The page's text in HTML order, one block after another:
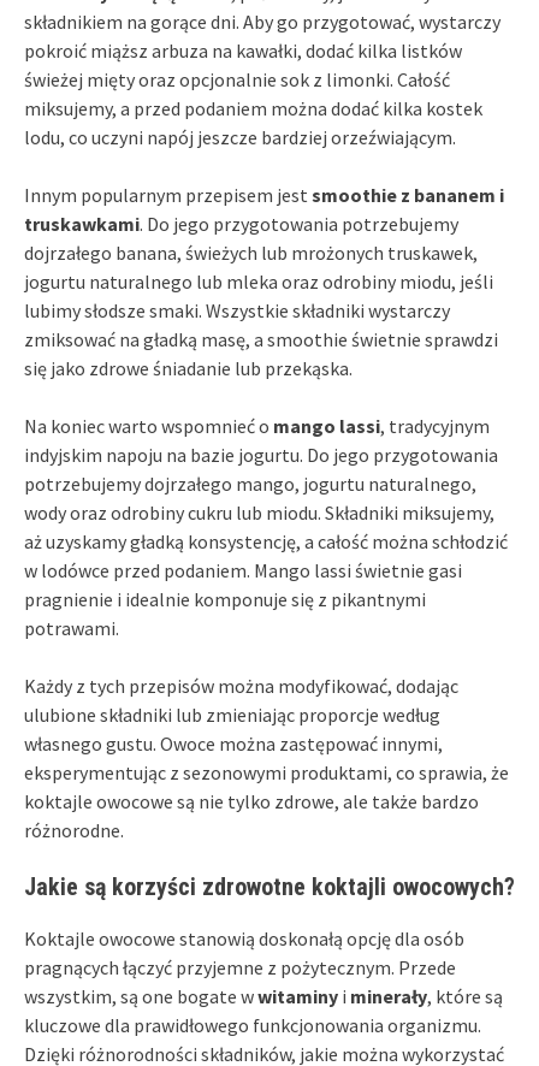
składnikiem na gorące dni. Aby go przygotować, wystarczy
pokroić miąższ arbuza na kawałki, dodać kilka listków
świeżej mięty oraz opcjonalnie sok z limonki. Całość
miksujemy, a przed podaniem można dodać kilka kostek
lodu, co uczyni napój jeszcze bardziej orzeźwiającym.
Innym popularnym przepisem jest smoothie z bananem i
truskawkami. Do jego przygotowania potrzebujemy
dojrzałego banana, świeżych lub mrożonych truskawek,
jogurtu naturalnego lub mleka oraz odrobiny miodu, jeśli
lubimy słodsze smaki. Wszystkie składniki wystarczy
zmiksować na gładką masę, a smoothie świetnie sprawdzi
się jako zdrowe śniadanie lub przekąska.
Na koniec warto wspomnieć o mango lassi, tradycyjnym
indyjskim napoju na bazie jogurtu. Do jego przygotowania
potrzebujemy dojrzałego mango, jogurtu naturalnego,
wody oraz odrobiny cukru lub miodu. Składniki miksujemy,
aż uzyskamy gładką konsystencję, a całość można schłodzić
w lodówce przed podaniem. Mango lassi świetnie gasi
pragnienie i idealnie komponuje się z pikantnymi
potrawami.
Każdy z tych przepisów można modyfikować, dodając
ulubione składniki lub zmieniając proporcje według
własnego gustu. Owoce można zastępować innymi,
eksperymentując z sezonowymi produktami, co sprawia, że
koktajle owocowe są nie tylko zdrowe, ale także bardzo
różnorodne.
Jakie są korzyści zdrowotne koktajli owocowych?
Koktajle owocowe stanowią doskonałą opcję dla osób
pragnących łączyć przyjemne z pożytecznym. Przede
wszystkim, są one bogate wwitaminy i minerały, które są
kluczowe dla prawidłowego funkcjonowania organizmu.
Dzięki różnorodności składników, jakie można wykorzystać